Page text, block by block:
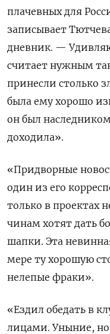
плачевных для
записывает
дневник. —
считает нужным
принесли столько
была ему хорошо
он был
доходила».
«Придворные
один из его
только в проектах
чинам хотят дать
шапки. Эта
мере ту хорошую
нелепые фраки».
«Ездил обедать в
лицами. Уныние,